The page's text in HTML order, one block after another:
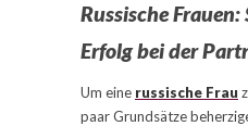
Russische Frauen:
Erfolg bei der
Um eine russische Frau
paar Grundsätze